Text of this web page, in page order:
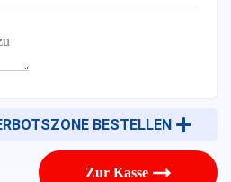
BESTELLEN
Zur Kasse